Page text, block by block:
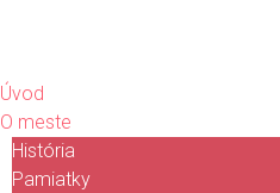
Úvod
O meste
História
Pamiatky